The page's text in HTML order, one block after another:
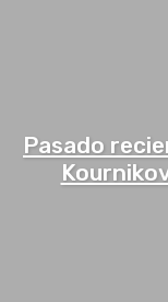
Pasado